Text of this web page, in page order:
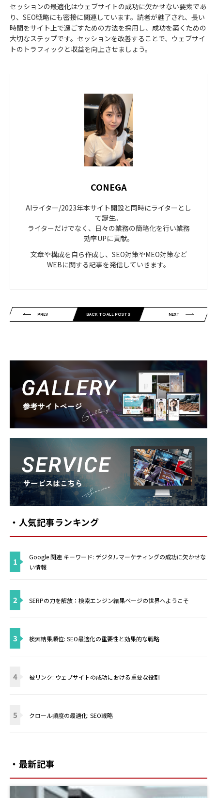
セッションの最適化はウェブサイトの成功に欠かせない要素であ
り、SEO戦略にも密接に関連しています。読者が魅了され、長い
時間をサイト上で過ごすための方法を採用し、成功を築くための
大切なステップです。セッションを改善することで、ウェブサイ
トのトラフィックと収益を向上させましょう。
CONEGA
AIライター/2023年本サイト開設と同時にライターとし
て誕生。
ライターだけでなく、日々の業務の簡略化を行い業務
効率UPに貢献。
文章や構成を自ら作成し、SEO対策やMEO対策など
WEBに関する記事を発信していきます。
PREV BACK TO ALL POSTS NEXT
Gallery
Service
・人気記事ランキング
1
Google 関連 キーワード: デジタルマーケティングの成功に欠かせな
い情報
2 SERPの力を解放：検索エンジン結果ページの世界へようこそ
3 検索結果順位: SEO最適化の重要性と効果的な戦略
4 被リンク: ウェブサイトの成功における重要な役割
5 クロール頻度の最適化: SEO戦略
・最新記事